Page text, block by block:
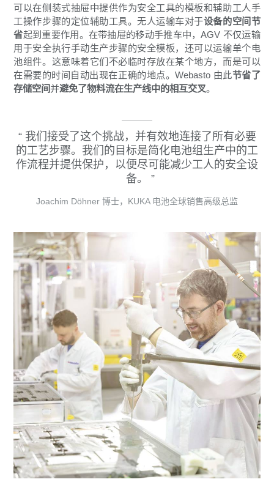
可以在侧装式抽屉中提供作为安全工具的模板和辅助工人手
工操作步骤的定位辅助工具。无人运输车对于设备的空间节
省起到重要作用。在带抽屉的移动手推车中，AGV 不仅运输
用于安全执行手动生产步骤的安全模板，还可以运输单个电
池组件。这意味着它们不必临时存放在某个地方，而是可以
在需要的时间自动出现在正确的地点。Webasto 由此节省了
存储空间并避免了物料流在生产线中的相互交叉。
我们接受了这个挑战，并有效地连接了所有必要
的工艺步骤。我们的目标是简化电池组生产中的工
作流程并提供保护，以便尽可能减少工人的安全设
备。
Joachim Döhner 博士，KUKA 电池全球销售高级总监